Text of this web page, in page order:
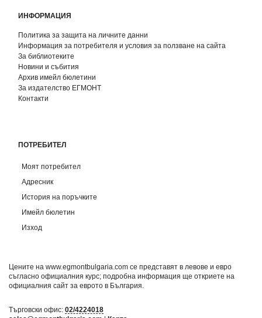
ИНФОРМАЦИЯ
Политика за защита на личните данни
Информация за потребителя и условия за ползване на сайта
За библиотеките
Новини и събития
Архив имейл бюлетини
За издателство ЕГМОНТ
Контакти
ПОТРЕБИТЕЛ
Моят потребител
Адресник
История на поръчките
Имейл бюлетин
Изход
Цените на www.egmontbulgaria.com се представят в левове и евро
съгласно официалния курс; подробна информация ще откриете на
официалния сайт за еврото в България
Търговски офис: 02/4224018